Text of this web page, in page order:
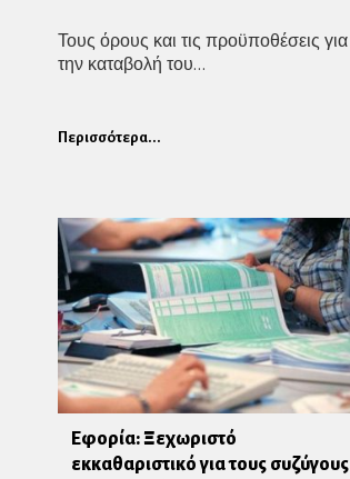
Τους όρους και τις προϋποθέσεις για
την καταβολή του...
Περισσότερα...
Εφορία: Ξεχωριστό
εκκαθαριστικό για τους συζύγους